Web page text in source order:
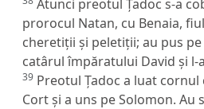
Atunci preotul Țadoc s-a
prorocul Natan, cu Benaia,
cheretiții și peletiții; au pus
catârul împăratului David și l-
39 Preotul Țadoc a luat
Cort și a uns pe Solomon. Au